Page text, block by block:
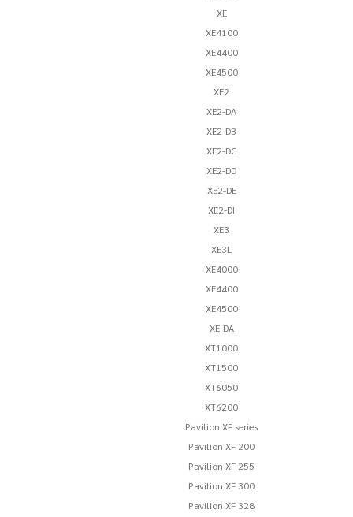
XE
XE4100
XE4400
XE4500
XE2
XE2-DA
XE2-DB
XE2-DC
XE2-DD
XE2-DE
XE2-DI
XE3
XE3L
XE4000
XE4400
XE4500
XE-DA
XT1000
XT1500
XT6050
XT6200
Pavilion XF series
Pavilion XF 200
Pavilion XF 255
Pavilion XF 300
Pavilion XF 328